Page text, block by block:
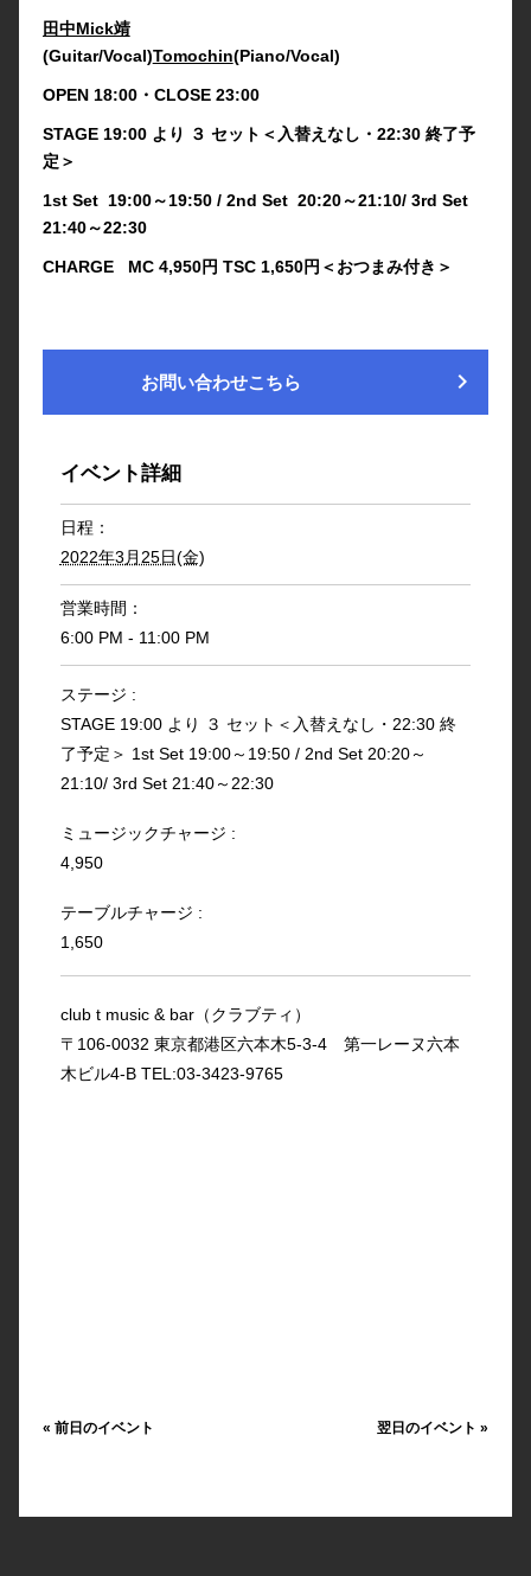
田中Mick靖
(Guitar/Vocal)Tomochin(Piano/Vocal)
OPEN 18:00・CLOSE 23:00
STAGE 19:00 より ３ セット＜入替えなし・22:30 終了予
定＞
1st Set 19:00～19:50 / 2nd Set 20:20～21:10/ 3rd Set
21:40～22:30
CHARGE MC 4,950円 TSC 1,650円＜おつまみ付き＞
お問い合わせこちら chevron_right
イベント詳細
日程：
2022年3月25日(金)
営業時間：
6:00 PM - 11:00 PM
ステージ :
STAGE 19:00 より ３ セット＜入替えなし・22:30 終
了予定＞ 1st Set 19:00～19:50 / 2nd Set 20:20～
21:10/ 3rd Set 21:40～22:30
ミュージックチャージ :
4,950
テーブルチャージ :
1,650
club t music & bar（クラブティ）
〒106-0032 東京都港区六本木5-3-4 第一レーヌ六本
木ビル4-B TEL:03-3423-9765
« 前日のイベント 翌日のイベント»